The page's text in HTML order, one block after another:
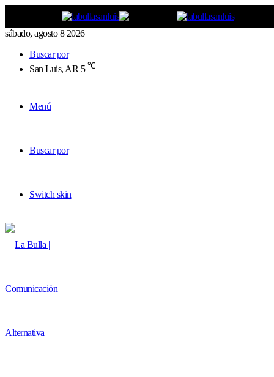
sábado, agosto 8 2026
Buscar por
San Luis, AR 5 ℃
Menú
Buscar por
Switch skin